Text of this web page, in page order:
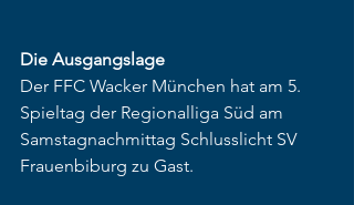
Die Ausgangslage
Der FFC Wacker München hat am 5.
Spieltag der Regionalliga Süd am
Samstagnachmittag Schlusslicht SV
Frauenbiburg zu Gast.